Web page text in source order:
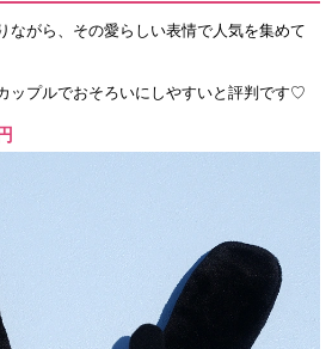
ながら、その愛らしい表情で人気を集めて
ップルでおそろいにしやすいと評判です♡